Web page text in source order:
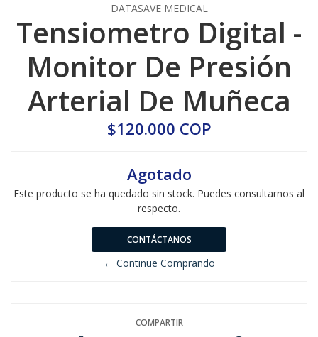
DATASAVE MEDICAL
Tensiometro Digital -
Monitor De Presión
Arterial De Muñeca
$120.000 COP
Agotado
Este producto se ha quedado sin stock. Puedes consultarnos al
respecto.
CONTÁCTANOS
← Continue Comprando
COMPARTIR